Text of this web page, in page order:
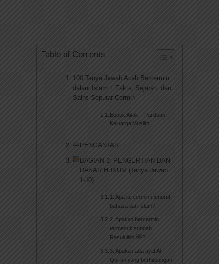
Table of Contents
100 Tanya Jawab Adab Bercermin
dalam Islam + Fakta, Sejarah, dan
Sains Seputar Cermin
Ebook Anak – Panduan
Keluarga Muslim
PENGANTAR
BAGIAN 1: PENGERTIAN DAN
DASAR HUKUM (Tanya Jawab
1-10)
1. Apa itu cermin menurut
bahasa dan Islam?
2. Apakah bercermin
termasuk sunnah
Rasulullah ﷺ?
3. Apakah ada ayat Al-
Qur’an yang berhubungan